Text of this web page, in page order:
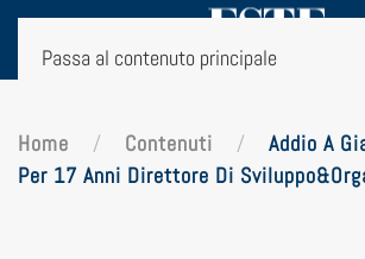
Passa al contenuto principale
Home Contenuti
Addio A
Per 17 Anni Direttore Di